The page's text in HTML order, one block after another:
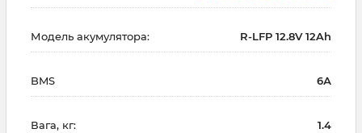
Модель акумулятора: R-LFP 12.8V 12Ah
BMS 6А
Вага, кг: 1.4